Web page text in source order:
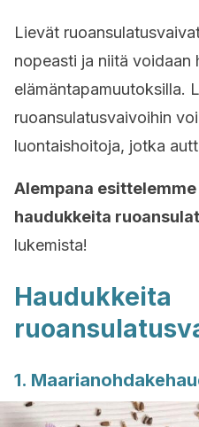
Lievät
nopeasti ja niitä voidaan
elämäntapamuutoksilla.
ruoansulatusvaivoihin
luontaishoitoja, jotka
Alempana
haudukkeita
lukemista!
Haudukkeita
1.